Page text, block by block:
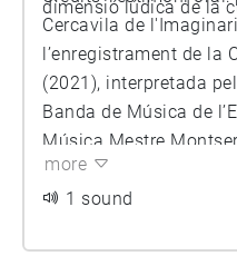
dimensió lúdica de la
Cercavila de
l’enregistrament de la
(2021), interpretada
Banda de Música de
Música Mestre
Fundació de la Vila
Enregistrament i edició
more
1 sound